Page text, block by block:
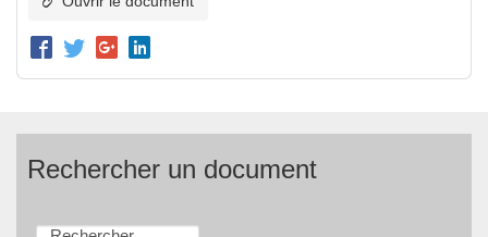
Rechercher un document